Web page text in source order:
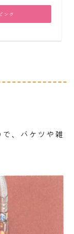
ング
、バケツや雑